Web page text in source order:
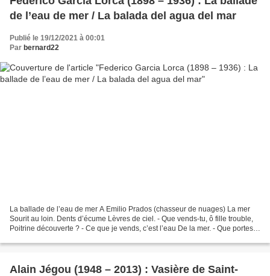
de l’eau de mer / La balada del agua del mar
Publié le 19/12/2021 à 00:01
Par bernard22
La ballade de l’eau de mer A Emilio Prados (chasseur de nuages) La mer
Sourit au loin. Dents d’écume Lèvres de ciel. - Que vends-tu, ô fille trouble,
Poitrine découverte ? - Ce que je vends, c’est l’eau De la mer. - Que portes-
Alain Jégou (1948 – 2013) : Vasière de Saint-